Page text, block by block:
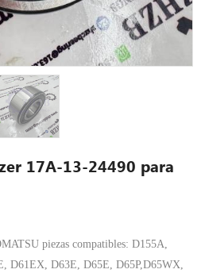
17A-13-24490 para
piezas compatibles: D155A,
D61EX, D63E, D65E, D65P,D65WX,